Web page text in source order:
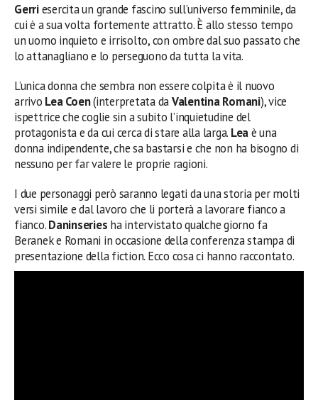
Gerriesercita un grande fascino sull’universo femminile, da
cui è a sua volta fortemente attratto. È allo stesso tempo
un uomo inquieto e irrisolto, con ombre dal suo passato che
lo attanagliano e lo perseguono da tutta la vita.
L’unica donna che sembra non essere colpita è il nuovo
arrivo Lea Coen(interpretata daValentina Romani), vice
ispettrice che coglie sin a subito l’inquietudine del
protagonista e da cui cerca di stare alla larga. Leaè una
donna indipendente, che sa bastarsi e che non ha bisogno di
nessuno per far valere le proprie ragioni.
I due personaggi però saranno legati da una storia per molti
versi simile e dal lavoro che li porterà a lavorare fianco a
fianco.Daninseries ha intervistato qualche giorno fa
Beranek e Romani in occasione della conferenza stampa di
presentazione della fiction. Ecco cosa ci hanno raccontato.